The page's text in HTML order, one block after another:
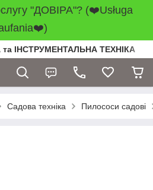
"ДОВІРА"? (❤️Usługa
та ІНСТРУМЕНТАЛЬНА ТЕХНІКА
Садова техніка Пилососи садові